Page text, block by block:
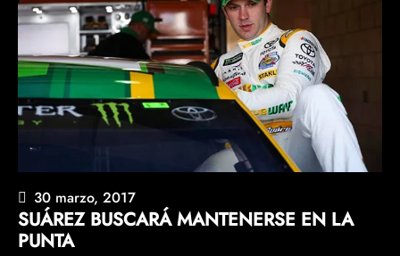
30 marzo, 2017
SUÁREZ BUSCARÁ MANTENERSE EN LA
PUNTA